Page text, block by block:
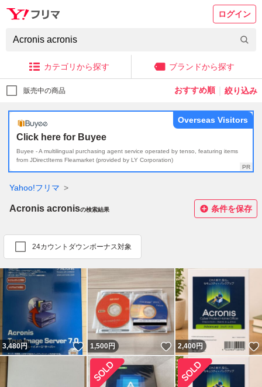
ログイン
カテゴリから探す ブランドから探す
販売中の商品 絞り込み
Click here for Buyee
Buyee - A multilingual purchasing agent service operated by tenso, featuring items
from JDirectItems Fleamarket (provided by LY Corporation)
Overseas Visitors
Yahoo!フリマ
Acronis acronisの検索結果 条件を保存
24カウントダウンボーナス対象
3,480円 いいね！
1,500円 いいね！
2,400円